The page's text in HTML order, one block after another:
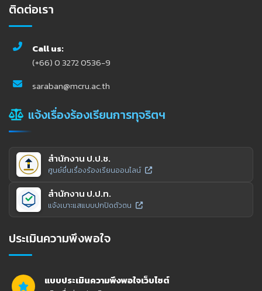
ติดต่อเรา
Call us:
(+66) 0 3272 0536-9
saraban@mcru.ac.th
แจ้งเรื่องร้องเรียนการทุจริตฯ
สำนักงาน ป.ป.ช.
ศูนย์ยื่นเรื่องร้องเรียนออนไลน์
สำนักงาน ป.ป.ท.
แจ้งเบาะแสแบบปกปิดตัวตน
ประเมินความพึงพอใจ
แบบประเมินความพึงพอใจเว็บไซต์